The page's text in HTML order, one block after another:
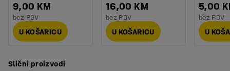
9,00 KM
bez PDV
U KOŠARICU
16,00 KM
bez PDV
U KOŠARICU
5,00
bez PDV
U
Slični proizvodi